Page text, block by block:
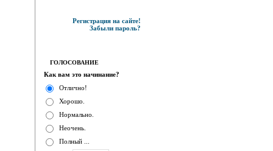
Регистрация на сайте!
Забыли пароль?
ГОЛОСОВАНИЕ
Как вам это начинание?
Отлично!
Хорошо.
Нормально.
Неочень.
Полный ...